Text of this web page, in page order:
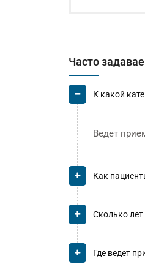
Часто
К какой
Ведет
Как
Сколько
Где ведет